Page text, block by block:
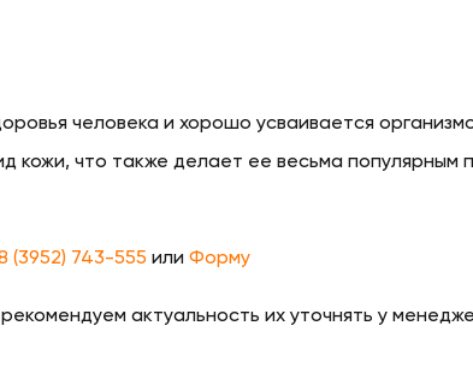
человека и хорошо усваивается
что также делает ее весьма популярным
(3952) 743-555 или Форму
актуальность их уточнять у